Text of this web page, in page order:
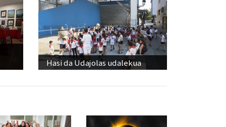
Hasi da Udajolas udalekua